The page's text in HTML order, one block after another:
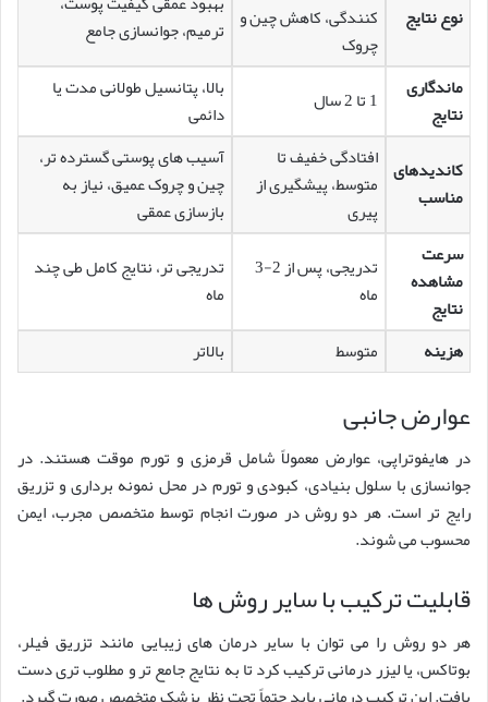
نوع نتایج
کنندگی، کاهش چین و
چروک
ترمیم، جوانسازی جامع
ماندگاری
نتایج
1 تا 2 سال
بالا، پتانسیل طولانی مدت یا
دائمی
کاندیدهای
مناسب
افتادگی خفیف تا
متوسط، پیشگیری از
پیری
آسیب های پوستی گسترده تر،
چین و چروک عمیق، نیاز به
بازسازی عمقی
سرعت
مشاهده
نتایج
تدریجی، پس از 2-3
ماه
تدریجی تر، نتایج کامل طی چند
ماه
هزینه
متوسط بالاتر
عوارض جانبی
در هایفوتراپی، عوارض معمولاً شامل قرمزی و تورم موقت هستند. در
جوانسازی با سلول بنیادی، کبودی و تورم در محل نمونه برداری و تزریق
رایج تر است. هر دو روش در صورت انجام توسط متخصص مجرب، ایمن
محسوب می شوند.
قابلیت ترکیب با سایر روش ها
هر دو روش را می توان با سایر درمان های زیبایی مانند تزریق فیلر،
بوتاکس، یا لیزر درمانی ترکیب کرد تا به نتایج جامع تر و مطلوب تری دست